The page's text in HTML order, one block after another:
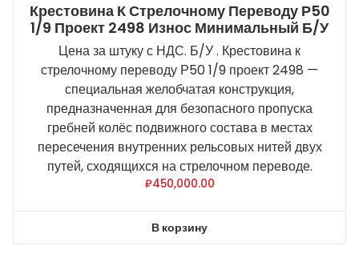
Крестовина К Стрелочному Переводу Р50
1/9 Проект 2498 Износ Минимальный Б/У
Цена за штуку с НДС. Б/У . Крестовина к
стрелочному переводу Р50 1/9 проект 2498 —
специальная желобчатая конструкция,
предназначенная для безопасного пропуска
гребней колёс подвижного состава в местах
пересечения внутренних рельсовых нитей двух
путей, сходящихся на стрелочном переводе.
₽450,000.00
В корзину